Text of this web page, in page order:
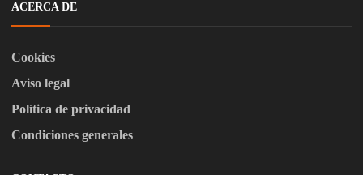
ACERCA DE
Cookies
Aviso legal
Política de privacidad
Condiciones generales